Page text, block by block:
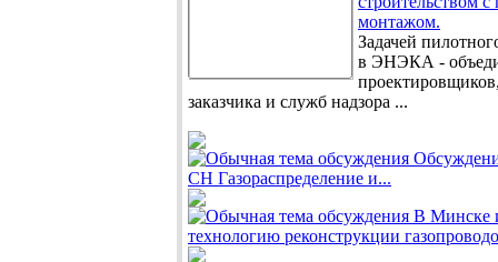
монтажом.
Задачей
в ЭНЭКА -
заказчика и служб надзора ...
СН Газораспределение и...
В Минске
технологию реконструкции